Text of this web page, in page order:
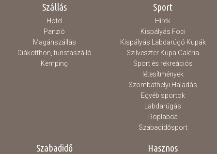
Szállás
Hotel
Panzió
Magánszállás
Diákotthon, turistaszálló
Kemping
Sport
Hírek
Kispályás Foci
Kispályás Labdarúgó Kupák
Szilveszter Kupa Galéria
Sport és rekreációs
létesítmények
Szombathelyi Haladás
Egyéb sportok
Labdarúgás
Röplabda
Szabadidősport
Szabadidő Hasznos